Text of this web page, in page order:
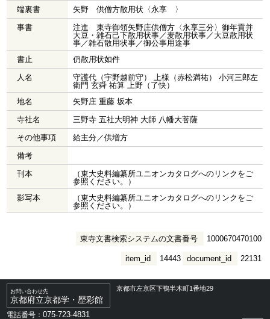
端裏書
矢野 供僧方散用状〈永享 〉
事書
注進 東寺御領矢野庄供僧方〈永享三分〉御年貢并
大豆・雑石己下散用状事／麦散用状事／大豆散用状
事／雑石散用状事／御公事用途事
書止
仍散用状如件
人名
守護代（宇野越前守） 上様（赤松満祐） 小河三郎左
衛門 玄舜 祐算 上野（了快）
地名
矢野庄 重藤 坂本
寺社名
三野寺 五社大明神 大師 八幡大菩薩
その他事項
給主分／供増方
備考
刊本
（東大史料編纂所ユニオンカタログへのリンクをご
参照ください。）
影写本
（東大史料編纂所ユニオンカタログへのリンクをご
参照ください。）
東寺文書検索システムの文書番号 1000670470100
document_id 22131
item_id 14443
お問い合わせ先
京都府立京都学・歴彩館
京都市左京区下鴨半木町1番地29
電話番号：075-723-4831